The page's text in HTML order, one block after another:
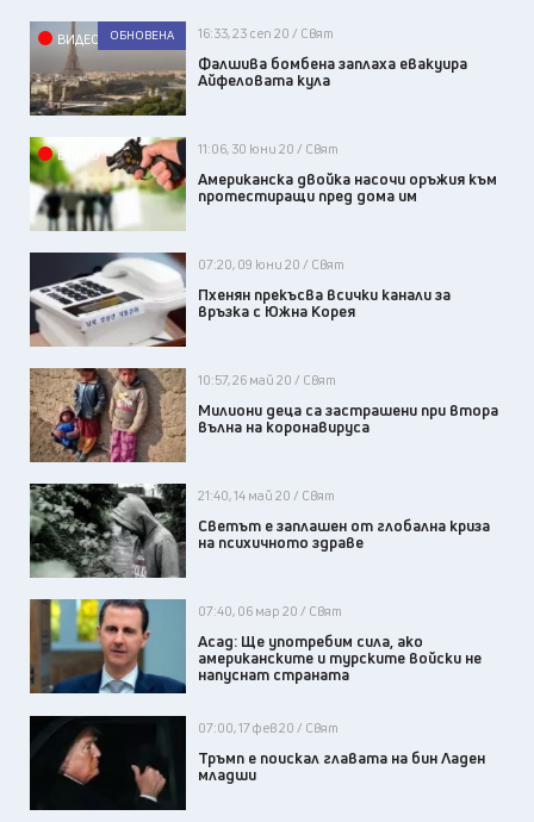
ВИДЕО ОБНОВЕНА 16:33, 23 сеп 20 / Свят
Фалшива бомбена заплаха евакуира
Айфеловата кула
ВИДЕО 11:06, 30 юни 20 / Свят
Американска двойка насочи оръжия към
протестиращи пред дома им
07:20, 09 юни 20 / Свят
Пхенян прекъсва всички канали за
връзка с Южна Корея
10:57, 26 май 20 / Свят
Милиони деца са застрашени при втора
вълна на коронавируса
21:40, 14 май 20 / Свят
Светът е заплашен от глобална криза
на психичното здраве
07:40, 06 мар 20 / Свят
Асад: Ще употребим сила, ако
американските и турските войски не
напуснат страната
07:00, 17 фев 20 / Свят
Тръмп е поискал главата на бин Ладен
младши